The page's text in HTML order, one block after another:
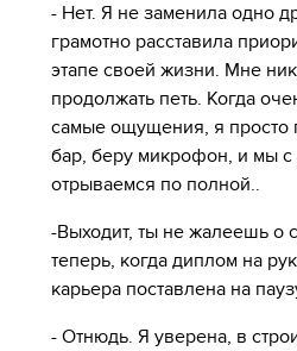
- Нет. Я не заменила одно
грамотно расставила
этапе своей жизни. Мне
продолжать петь. Когда
самые ощущения, я просто
бар, беру микрофон, и мы
отрываемся по полной..
-Выходит, ты не жалеешь о
теперь, когда диплом на
карьера поставлена на
- Отнюдь. Я уверена, в